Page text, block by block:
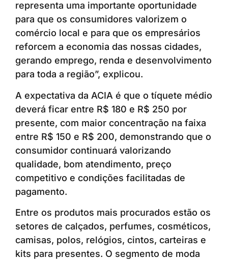
representa uma importante oportunidade
para que os consumidores valorizem o
comércio local e para que os empresários
reforcem a economia das nossas cidades,
gerando emprego, renda e desenvolvimento
para toda a região”, explicou.
A expectativa da ACIA é que o tíquete médio
deverá ficar entre R$ 180 e R$ 250 por
presente, com maior concentração na faixa
entre R$ 150 e R$ 200, demonstrando que o
consumidor continuará valorizando
qualidade, bom atendimento, preço
competitivo e condições facilitadas de
pagamento.
Entre os produtos mais procurados estão os
setores de calçados, perfumes, cosméticos,
camisas, polos, relógios, cintos, carteiras e
kits para presentes. O segmento de moda